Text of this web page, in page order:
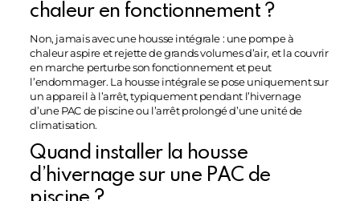
chaleur en fonctionnement ?
Non, jamais avec une housse intégrale : une pompe à
chaleur aspire et rejette de grands volumes d’air, et la couvrir
en marche perturbe son fonctionnement et peut
l’endommager. La housse intégrale se pose uniquement sur
un appareil à l’arrêt, typiquement pendant l’hivernage
d’une PAC de piscine ou l’arrêt prolongé d’une unité de
climatisation.
Quand installer la housse
d’hivernage sur une PAC de